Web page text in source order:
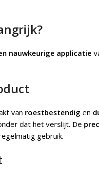
nauwkeurige applicatie
van roestbestendig en
dat het verslijt. De
gebruik.